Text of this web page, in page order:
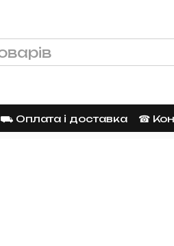
⛟ Оплата і доставка ☎︎